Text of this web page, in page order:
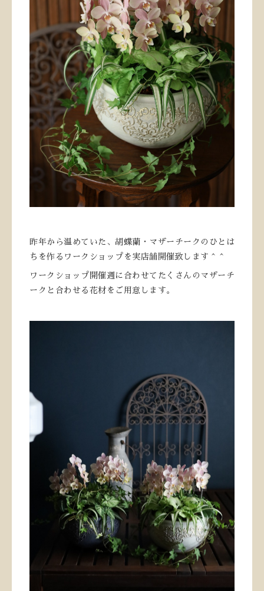
昨年から温めていた、胡蝶蘭・マザーチークのひとは
ちを作るワークショップを実店舗開催致します＾＾
ワークショップ開催週に合わせてたくさんのマザーチ
ークと合わせる花材をご用意します。